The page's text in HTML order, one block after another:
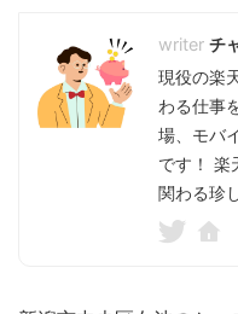
チ
現役の楽
わる仕事
場、モバ
です！ 楽
関わる珍